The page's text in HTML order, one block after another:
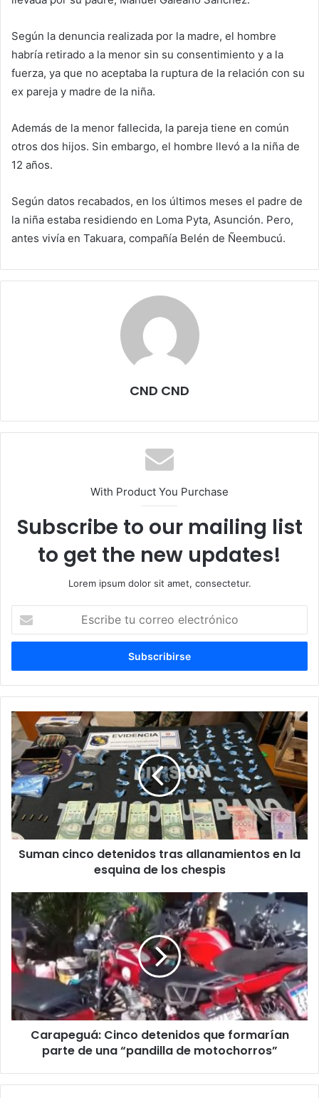
Según la denuncia realizada por la madre, el hombre
habría retirado a la menor sin su consentimiento y a la
fuerza, ya que no aceptaba la ruptura de la relación con su
ex pareja y madre de la niña.
Además de la menor fallecida, la pareja tiene en común
otros dos hijos. Sin embargo, el hombre llevó a la niña de
12 años.
Según datos recabados, en los últimos meses el padre de
la niña estaba residiendo en Loma Pyta, Asunción. Pero,
antes vivía en Takuara, compañía Belén de Ñeembucú.
CND CND
With Product You Purchase
Subscribe to our mailing list
to get the new updates!
Lorem ipsum dolor sit amet, consectetur.
c
i
b
t
u
c
o
r
r
e
o
e
t
ó
n
i
c
Suman cinco detenidos tras allanamientos en la
esquina de los chespis
Carapeguá: Cinco detenidos que formarían
parte de una “pandilla de motochorros”